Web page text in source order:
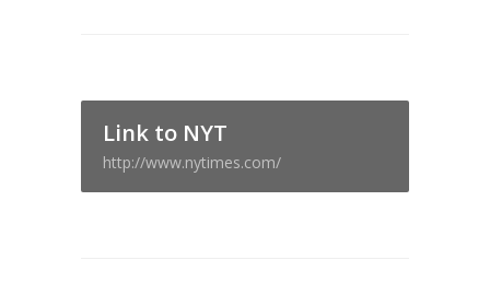
Link to NYT
http://www.nytimes.com/